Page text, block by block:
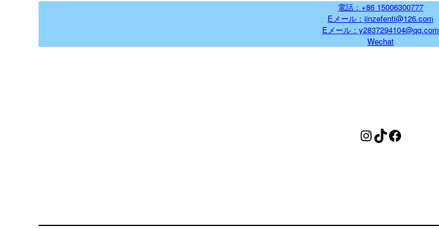
電話：+86 15006300777
Eメール：jinzefenti@126.com
Eメール：y2837294104@qq.com
Wechat